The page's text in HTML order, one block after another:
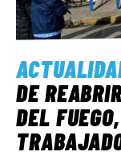
DE
DEL